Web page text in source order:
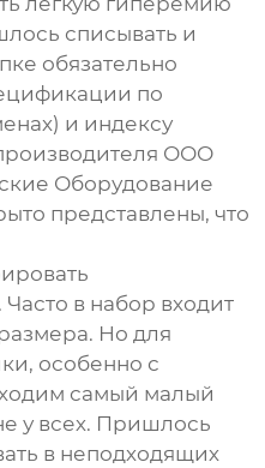
списывать и
обязательно
по
и индексу
ООО
Оборудование
представлены, что
в набор входит
Но для
особенно с
самый малый
у всех. Пришлось
в неподходящих